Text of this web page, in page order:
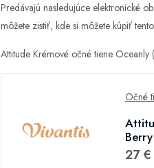
Predávajú nasledujúce elektronické
môžete zistiť, kde si môžete kúpiť
Attitude Krémové očné tiene Oceanly
Očné
27 €